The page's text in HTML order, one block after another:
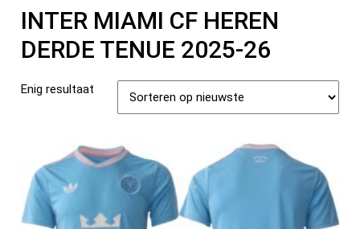
INTER MIAMI CF HEREN
DERDE TENUE 2025-26
Enig resultaat